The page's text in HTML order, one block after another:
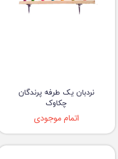
نردبان یک طرفه پرندگان
چکاوک
اتمام موجودی